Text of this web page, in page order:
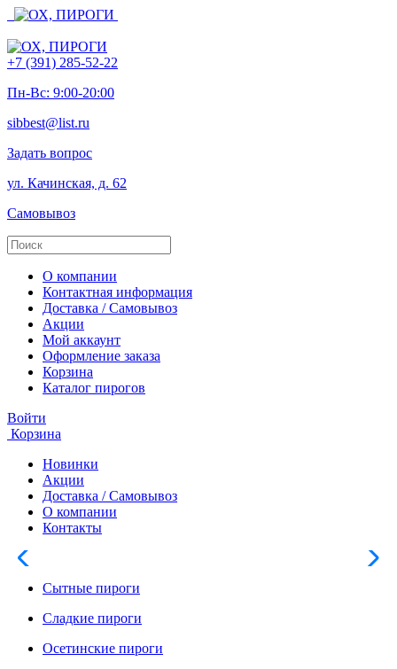
+7 (391) 285-52-22
Пн-Вс: 9:00-20:00
sibbest@list.ru
Задать вопрос
ул. Качинская, д. 62
Самовывоз
О компании
Контактная информация
Доставка / Самовывоз
Акции
Мой аккаунт
Оформление заказа
Корзина
Каталог пирогов
Войти
Корзина
Новинки
Акции
Доставка / Самовывоз
О компании
Контакты
Сытные пироги
Сладкие пироги
Осетинские пироги